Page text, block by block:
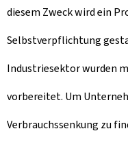
diesem Zweck wird ein
Selbstverpflichtung
Industriesektor wurden
vorbereitet. Um
Verbrauchssenkung zu